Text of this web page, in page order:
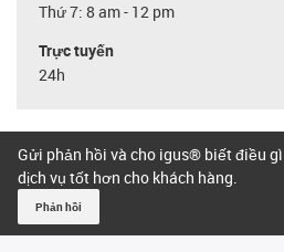
Thứ 7: 8 am - 12 pm
Trực tuyến
24h
Gửi phản hồi và cho igus® biết điều
dịch vụ tốt hơn cho khách hàng.
Phản hồi